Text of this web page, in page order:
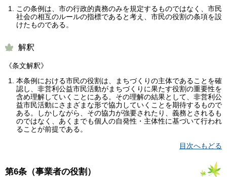
この条例は、市の行政的責務のみを規定するものではなく、市民
社会の相互のルールの指標であると考え、市民の役割の条項を設
けたものである。
解釈
《条文解釈》
本条例における市民の役割は、まちづくりの主体であることを確
認し、非営利公益市民活動がまちづくりに果たす役割の重要性を
含め理解していくことにある。その理解の結果として、非営利公
益市民活動にさまざまな形で協力していくことを期待するもので
ある。しかしながら、その協力が強要されたり、義務とされるも
のではなく、あくまでも個人の自発性・主体性に基づいて行われ
ることが前提である。
目次へもどる
第6条（事業者の役割 ）